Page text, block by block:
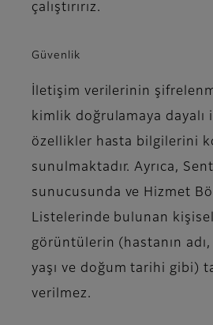
çalıştırırız.
Güvenlik
İletişim verilerinin
kimlik doğrulamaya dayalı
özellikler hasta bilgilerini
sunulmaktadır. Ayrıca,
sunucusunda ve Hizmet
Listelerinde bulunan
görüntülerin (hastanın
yaşı ve doğum tarihi gibi)
verilmez.